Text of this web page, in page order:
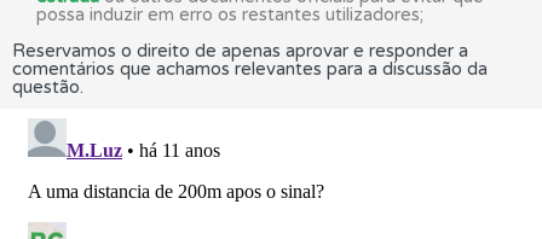
possa induzir em erro os restantes utilizadores;
Reservamos o direito de apenas aprovar e responder a
comentários que achamos relevantes para a discussão da
questão.